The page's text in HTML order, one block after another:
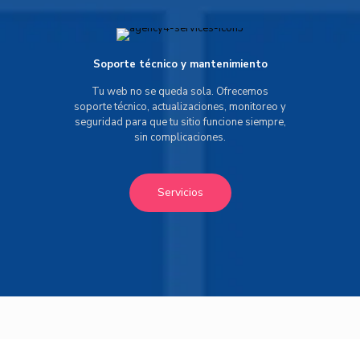
Soporte técnico y mantenimiento
Tu web no se queda sola. Ofrecemos
soporte técnico, actualizaciones, monitoreo y
seguridad para que tu sitio funcione siempre,
sin complicaciones.
Servicios